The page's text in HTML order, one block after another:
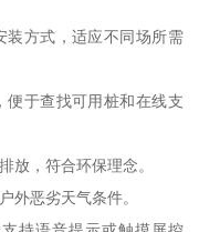
装方式，适应不同场所需
便于查找可用桩和在线支
放，符合环保理念。
外恶劣天气条件。